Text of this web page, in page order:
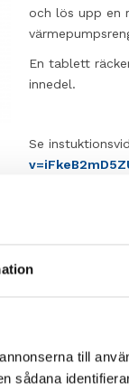
till
sådana
och lös upp en
En tablett
innedel.
Se